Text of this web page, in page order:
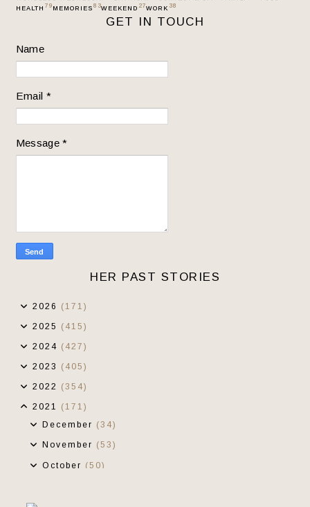
HEALTH 79 MEMORIES 83WEEKEND 27WORK 38
GET IN TOUCH
Name
Email *
Message*
HER PAST STORIES
2026 (171)
2025 (415)
2024 (427)
2023 (405)
2022 (354)
2021 (171)
December (34)
November (53)
October (50)